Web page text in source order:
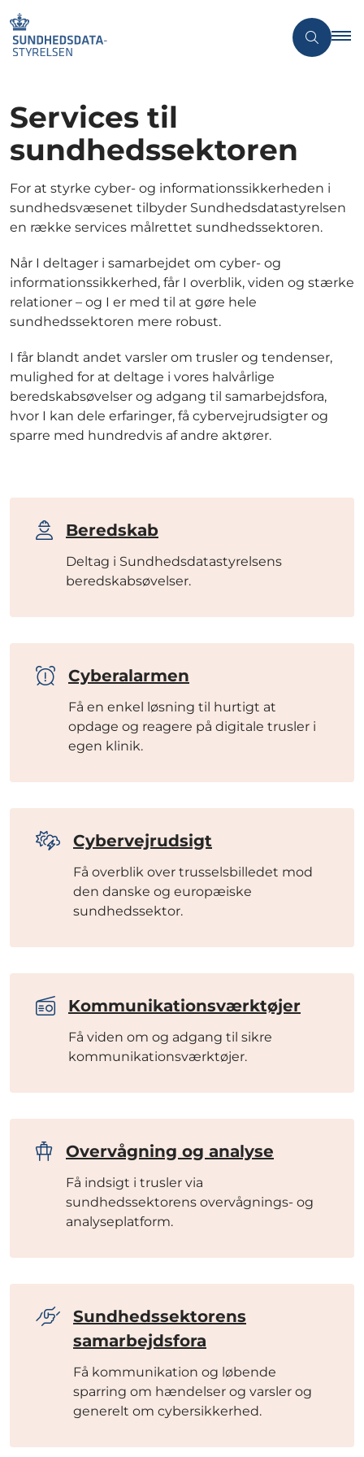
Services til
sundhedssektoren
For at styrke cyber- og informationssikkerheden i
sundhedsvæsenet tilbyder Sundhedsdatastyrelsen
en række services målrettet sundhedssektoren.
Når I deltager i samarbejdet om cyber- og
informationssikkerhed, får I overblik, viden og stærke
relationer – og I er med til at gøre hele
sundhedssektoren mere robust.
I får blandt andet varsler om trusler og tendenser,
mulighed for at deltage i vores halvårlige
beredskabsøvelser og adgang til samarbejdsfora,
hvor I kan dele erfaringer, få cybervejrudsigter og
sparre med hundredvis af andre aktører.
Beredskab
Deltag i Sundhedsdatastyrelsens
beredskabsøvelser.
Cyberalarmen
Få en enkel løsning til hurtigt at
opdage og reagere på digitale trusler i
egen klinik.
Cybervejrudsigt
Få overblik over trusselsbilledet mod
den danske og europæiske
sundhedssektor.
Kommunikationsværktøjer
Få viden om og adgang til sikre
kommunikationsværktøjer.
Overvågning og analyse
Få indsigt i trusler via
sundhedssektorens overvågnings- og
analyseplatform.
Sundhedssektorens
samarbejdsfora
Få kommunikation og løbende
sparring om hændelser og varsler og
generelt om cybersikkerhed.